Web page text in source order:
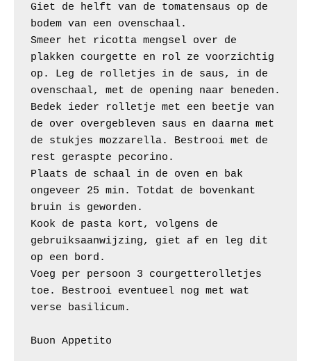
Giet de helft van de tomatensaus op de
bodem van een ovenschaal.
Smeer het ricotta mengsel over de
plakken courgette en rol ze voorzichtig
op. Leg de rolletjes in de saus, in de
ovenschaal, met de opening naar beneden.
Bedek ieder rolletje met een beetje van
de over overgebleven saus en daarna met
de stukjes mozzarella. Bestrooi met de
rest geraspte pecorino.
Plaats de schaal in de oven en bak
ongeveer 25 min. Totdat de bovenkant
bruin is geworden.
Kook de pasta kort, volgens de
gebruiksaanwijzing, giet af en leg dit
op een bord.
Voeg per persoon 3 courgetterolletjes
toe. Bestrooi eventueel nog met wat
verse basilicum.
Buon Appetito